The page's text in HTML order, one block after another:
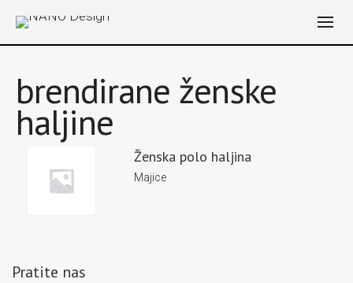
brendirane ženske
haljine
Ženska polo haljina
Majice
Pratite nas